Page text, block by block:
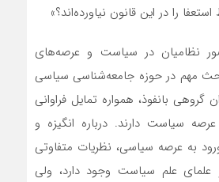
را در اين قانون نياورده‌اند؟»
ناگفته نمانَد که حضور نظامیان در سیاست و عرصه‌‎های
مهم در حوزه جامعه‌شناسی سیاسی
گروهی بانفوذ‌، همواره تمایل فراوانی
سیاست دارند. درباره انگیزه و
به عرصه سیاسی، نظریات متفاوتی
علمای علم سیاست وجود دارد، ولی